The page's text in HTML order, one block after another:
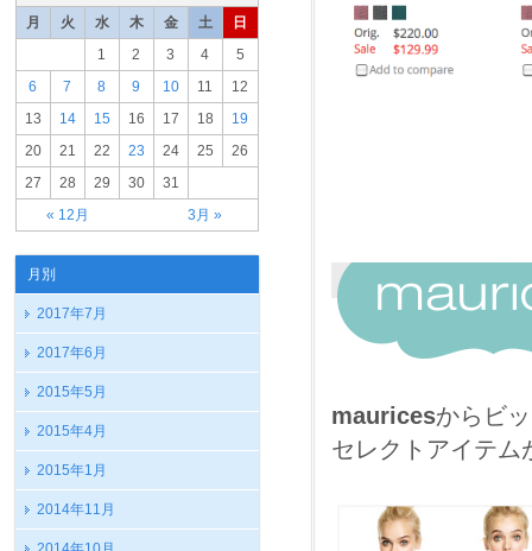
月
火 水 木 金 土 日
« 12月 3月 »
1 2 3 4
5
6
7 8 9 10 11
12
13
14 15 16 17 18
19
20
21 22 23 24 25
26
27
28 29 30 31
月別
2017年7月
2017年6月
2015年5月
2015年4月
2015年1月
2014年11月
mauricesからビ
セレクトアイテム